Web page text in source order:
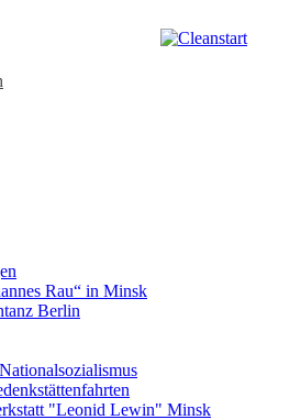
Rau“ in Minsk
Berlin
"Leonid Lewin" Minsk